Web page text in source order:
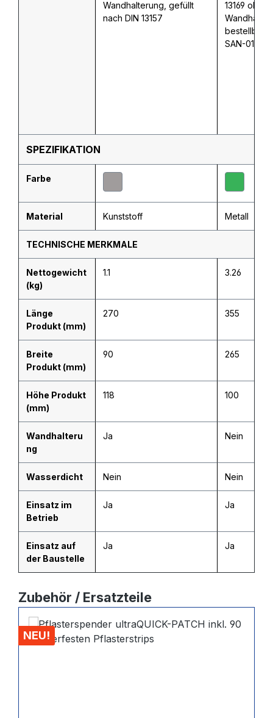
Wandhalterung, gefüllt
nach DIN 13157
13169
bestellbar
SAN-0179-
SPEZIFIKATION
Farbe
Material Kunststoff Metall
TECHNISCHE MERKMALE
Nettogewicht
(kg)
1.1 3.26
Länge
Produkt (mm)
270 355
Breite
Produkt (mm)
90 265
Höhe Produkt
(mm)
118 100
Wandhalteru
ng
Ja Nein
Wasserdicht Nein Nein
Einsatz im
Betrieb
Ja Ja
Einsatz auf
der Baustelle
Ja Ja
Produktgalerie überspringen
Zubehör / Ersatzteile
NEU!